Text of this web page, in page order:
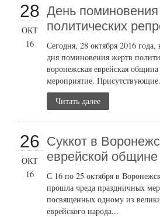
28
ОКТ
16
День
политических
Сегодня, 28 октября 2016 года,
дня поминовения жертв
воронежская еврейская
мероприятие.
Читать далее
26
ОКТ
16
Суккот в
еврейской общине
С 16 по 25 октября в
прошла чреда праздничных
посвященных одному из
еврейского народа...